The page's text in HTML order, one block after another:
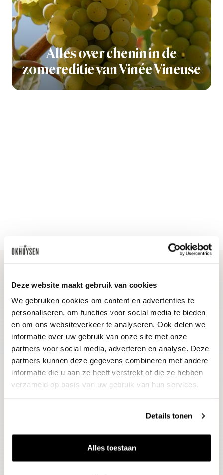
Deze website maakt gebruik van cookies
We gebruiken cookies om content en advertenties te
personaliseren, om functies voor social media te bieden
en om ons websiteverkeer te analyseren. Ook delen we
informatie over uw gebruik van onze site met onze
partners voor social media, adverteren en analyse. Deze
partners kunnen deze gegevens combineren met andere
informatie die u aan ze heeft verstrekt of die ze hebben
verzameld op basis van uw gebruik van hun services.
Details tonen
Alles toestaan
Alles over chenin in de
zomereditie van Vinée Vineuse
Blijf op de hoogte
Ontvang het laatste wijnnieuws, proeverijen en
evenementen
E-mailadres
Aanmelden